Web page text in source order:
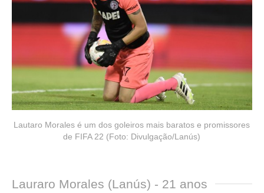
Lautaro Morales é um dos goleiros mais baratos e promissores
de FIFA 22 (Foto: Divulgação/Lanús)
Lauraro Morales (Lanús) - 21 anos